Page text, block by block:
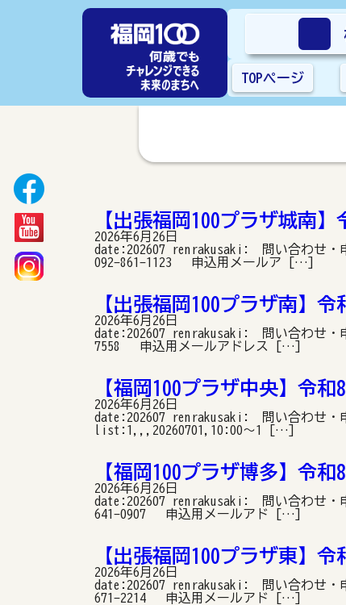
TOPページ
【出張福岡100プラザ城南
2026年6月26日
date:202607 renrakusaki: 問い合わせ・
092-861-1123 申込用メールア […]
【出張福岡100プラザ南】
2026年6月26日
date:202607 renrakusaki: 問い合わせ・
7558 申込用メールアドレス […]
【福岡100プラザ中央】令
2026年6月26日
date:202607 renrakusaki: 問い合わせ・
list:1,,,20260701,10:00〜1 […]
【福岡100プラザ博多】令
2026年6月26日
date:202607 renrakusaki: 問い合わせ・
641-0907 申込用メールアド […]
【出張福岡100プラザ東】
2026年6月26日
date:202607 renrakusaki: 問い合わせ・
671-2214 申込用メールアド […]